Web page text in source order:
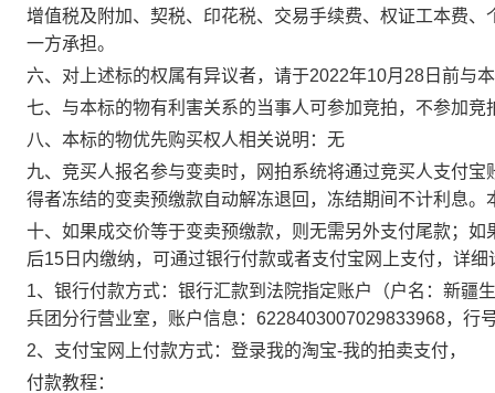
增值税及附加、契税、印花税、交易手续费、权证工本费
一方承担。
六、对上述标的权属有异议者，请于2022年10月28日前与
七、与本标的物有利害关系的当事人可参加竞拍，不参加
八、本标的物优先购买权人相关说明：无
九、竞买人报名参与变卖时，网拍系统将通过竞买人支付
得者冻结的变卖预缴款自动解冻退回，冻结期间不计利息
十、如果成交价等于变卖预缴款，则无需另外支付尾款；
后15日内缴纳，可通过银行付款或者支付宝网上支付，详细
1、银行付款方式：银行汇款到法院指定账户（户名：新疆
兵团分行营业室，账户信息：6228403007029833968，行
2、支付宝网上付款方式：登录我的淘宝-我的拍卖支付，
付款教程：